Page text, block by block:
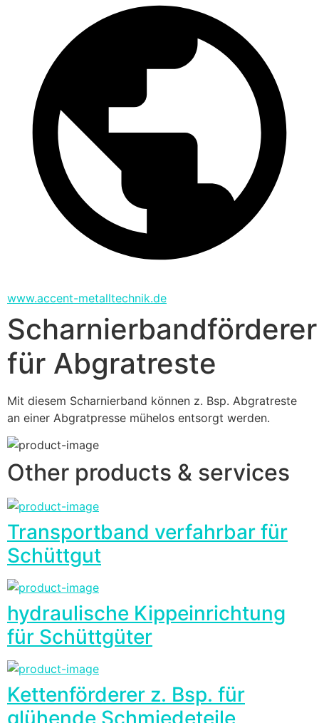
www.accent-metalltechnik.de
Scharnierbandförderer
für Abgratreste
Mit diesem Scharnierband können z. Bsp. Abgratreste
an einer Abgratpresse mühelos entsorgt werden.
Other products & services
Transportband verfahrbar für
Schüttgut
hydraulische Kippeinrichtung
für Schüttgüter
Kettenförderer z. Bsp. für